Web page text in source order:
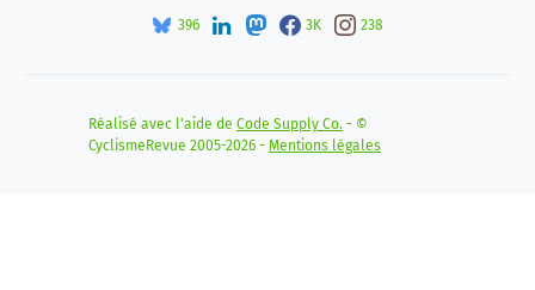
396 3K 238
Réalisé avec l'aide de Code Supply Co. - ©
CyclismeRevue 2005-2026 - Mentions légales